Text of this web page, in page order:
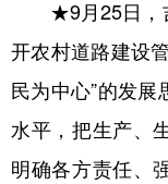
访谈
法律
食品
★9月25日，
开农村道路建设
民为中心”的发
水平，把生产、
明确各方责任、